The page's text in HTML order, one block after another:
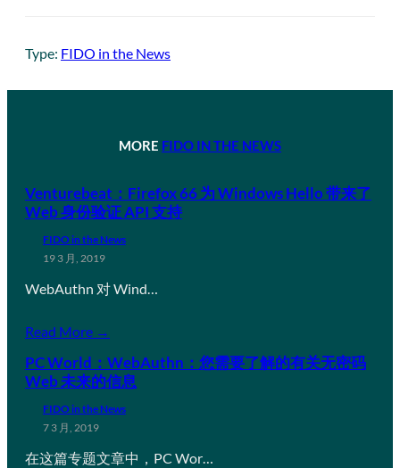
Type: FIDO in the News
MORE FIDO IN THE NEWS
Venturebeat：Firefox 66 为 Windows Hello 带来了
Web 身份验证 API 支持
FIDO in the News
19 3 月, 2019
WebAuthn 对 Wind…
Read More →
PC World：WebAuthn：您需要了解的有关无密码
Web 未来的信息
FIDO in the News
7 3 月, 2019
在这篇专题文章中，PC Wor…